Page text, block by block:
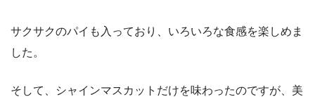
サクサクのパイも入っており、いろいろな食感を楽しめま
した。
そして、シャインマスカットだけを味わったのですが、美